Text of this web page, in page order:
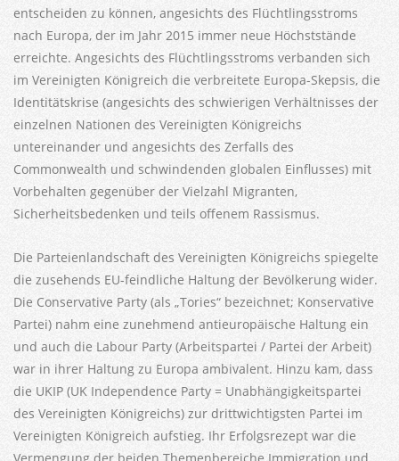
entscheiden zu können, angesichts des Flüchtlingsstroms
nach Europa, der im Jahr 2015 immer neue Höchststände
erreichte. Angesichts des Flüchtlingsstroms verbanden sich
im Vereinigten Königreich die verbreitete Europa-Skepsis, die
Identitätskrise (angesichts des schwierigen Verhältnisses der
einzelnen Nationen des Vereinigten Königreichs
untereinander und angesichts des Zerfalls des
Commonwealth und schwindenden globalen Einflusses) mit
Vorbehalten gegenüber der Vielzahl Migranten,
Sicherheitsbedenken und teils offenem Rassismus.
Die Parteienlandschaft des Vereinigten Königreichs spiegelte
die zusehends EU-feindliche Haltung der Bevölkerung wider.
Die Conservative Party (als „Tories“ bezeichnet; Konservative
Partei) nahm eine zunehmend antieuropäische Haltung ein
und auch die Labour Party (Arbeitspartei / Partei der Arbeit)
war in ihrer Haltung zu Europa ambivalent. Hinzu kam, dass
die UKIP (UK Independence Party = Unabhängigkeitspartei
des Vereinigten Königreichs) zur drittwichtigsten Partei im
Vereinigten Königreich aufstieg. Ihr Erfolgsrezept war die